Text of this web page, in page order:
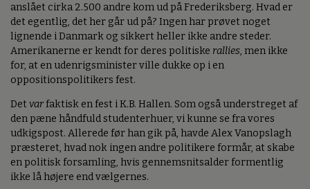
anslået cirka 2.500 andre kom ud på Frederiksberg. Hvad er
det egentlig, det her går ud på? Ingen har prøvet noget
lignende i Danmark og sikkert heller ikke andre steder.
Amerikanerne er kendt for deres politiske rallies, men ikke
for, at en udenrigsminister ville dukke op i en
oppositionspolitikers fest.
Det varfaktisk en fest i K.B. Hallen. Som også understreget af
den pæne håndfuld studenterhuer, vi kunne se fra vores
udkigspost. Allerede før han gik på, havde Alex Vanopslagh
præsteret, hvad nok ingen andre politikere formår, at skabe
en politisk forsamling, hvis gennemsnitsalder formentlig
ikke lå højere end vælgernes.